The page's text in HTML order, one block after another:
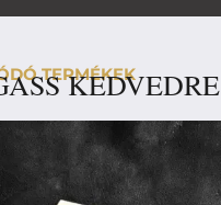
TERMÉKEK
KEDVEDRE